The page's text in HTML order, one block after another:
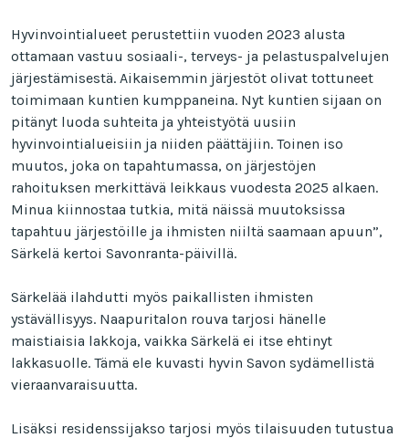
Hyvinvointialueet perustettiin vuoden 2023 alusta
ottamaan vastuu sosiaali-, terveys- ja pelastuspalvelujen
järjestämisestä. Aikaisemmin järjestöt olivat tottuneet
toimimaan kuntien kumppaneina. Nyt kuntien sijaan on
pitänyt luoda suhteita ja yhteistyötä uusiin
hyvinvointialueisiin ja niiden päättäjiin. Toinen iso
muutos, joka on tapahtumassa, on järjestöjen
rahoituksen merkittävä leikkaus vuodesta 2025 alkaen.
Minua kiinnostaa tutkia, mitä näissä muutoksissa
tapahtuu järjestöille ja ihmisten niiltä saamaan apuun”,
Särkelä kertoi Savonranta-päivillä.
Särkelää ilahdutti myös paikallisten ihmisten
ystävällisyys. Naapuritalon rouva tarjosi hänelle
maistiaisia lakkoja, vaikka Särkelä ei itse ehtinyt
lakkasuolle. Tämä ele kuvasti hyvin Savon sydämellistä
vieraanvaraisuutta.
Lisäksi residenssijakso tarjosi myös tilaisuuden tutustua